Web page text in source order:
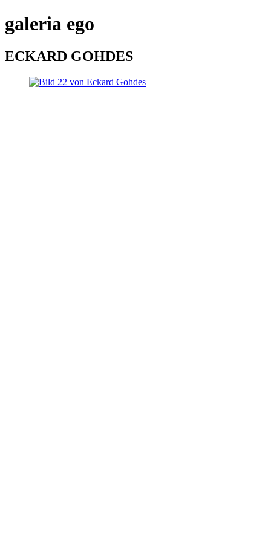
galeria ego
ECKARD GOHDES